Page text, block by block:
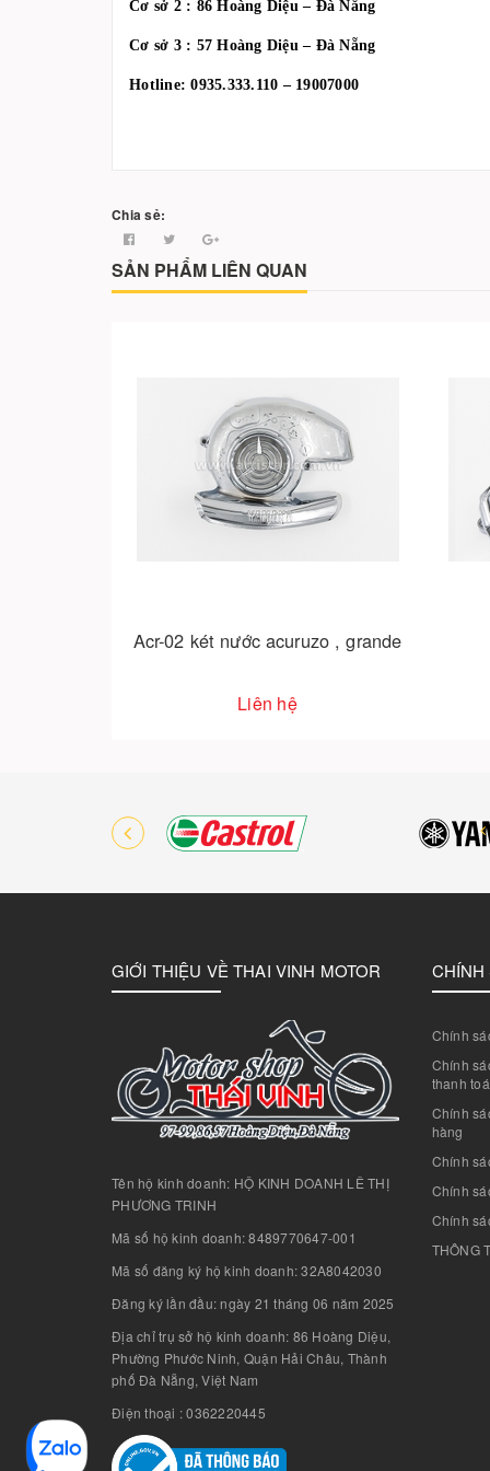
Cơ sở 2 : 86 Hoàng Diệu – Đà Nẵng
Cơ sở 3 : 57 Hoàng Diệu – Đà Nẵng
Hotline: 0935.333.110 – 19007000
Chia sẻ:
SẢN PHẨM LIÊN QUAN
Pô e grande
Liên hệ
GIỚI THIỆU VỀ THAI VINH MOTOR
Tên hộ kinh doanh: HỘ KINH DOANH LÊ THỊ
PHƯƠNG TRINH
Mã số hộ kinh doanh: 8489770647-001
Mã số đăng ký hộ kinh doanh: 32A8042030
Đăng ký lần đầu: ngày 21 tháng 06 năm 2025
Địa chỉ trụ sở hộ kinh doanh: 86 Hoàng Diệu,
Phường Phước Ninh, Quận Hải Châu, Thành
phố Đà Nẵng, Việt Nam
Điện thoại : 0362220445
CHÍNH
Chính
Chính
thanh
Chính
hàng
Chính
Chính
Chính
THÔNG